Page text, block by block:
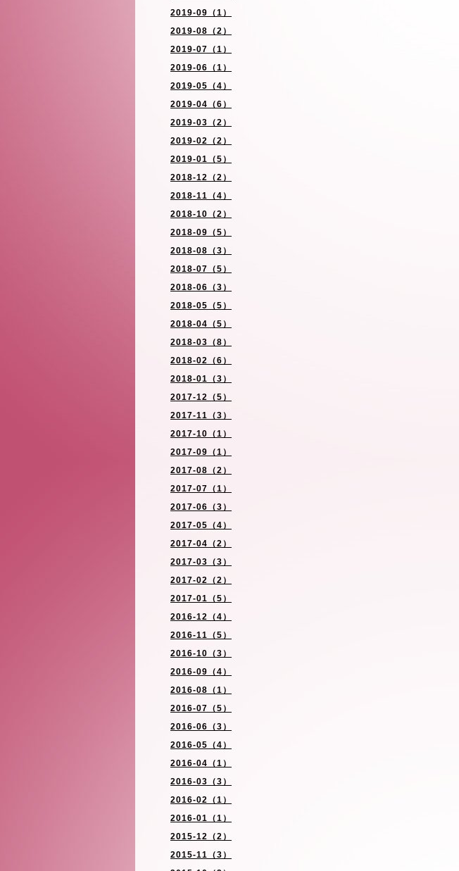
2019-09（1）
2019-08（2）
2019-07（1）
2019-06（1）
2019-05（4）
2019-04（6）
2019-03（2）
2019-02（2）
2019-01（5）
2018-12（2）
2018-11（4）
2018-10（2）
2018-09（5）
2018-08（3）
2018-07（5）
2018-06（3）
2018-05（5）
2018-04（5）
2018-03（8）
2018-02（6）
2018-01（3）
2017-12（5）
2017-11（3）
2017-10（1）
2017-09（1）
2017-08（2）
2017-07（1）
2017-06（3）
2017-05（4）
2017-04（2）
2017-03（3）
2017-02（2）
2017-01（5）
2016-12（4）
2016-11（5）
2016-10（3）
2016-09（4）
2016-08（1）
2016-07（5）
2016-06（3）
2016-05（4）
2016-04（1）
2016-03（3）
2016-02（1）
2016-01（1）
2015-12（2）
2015-11（3）